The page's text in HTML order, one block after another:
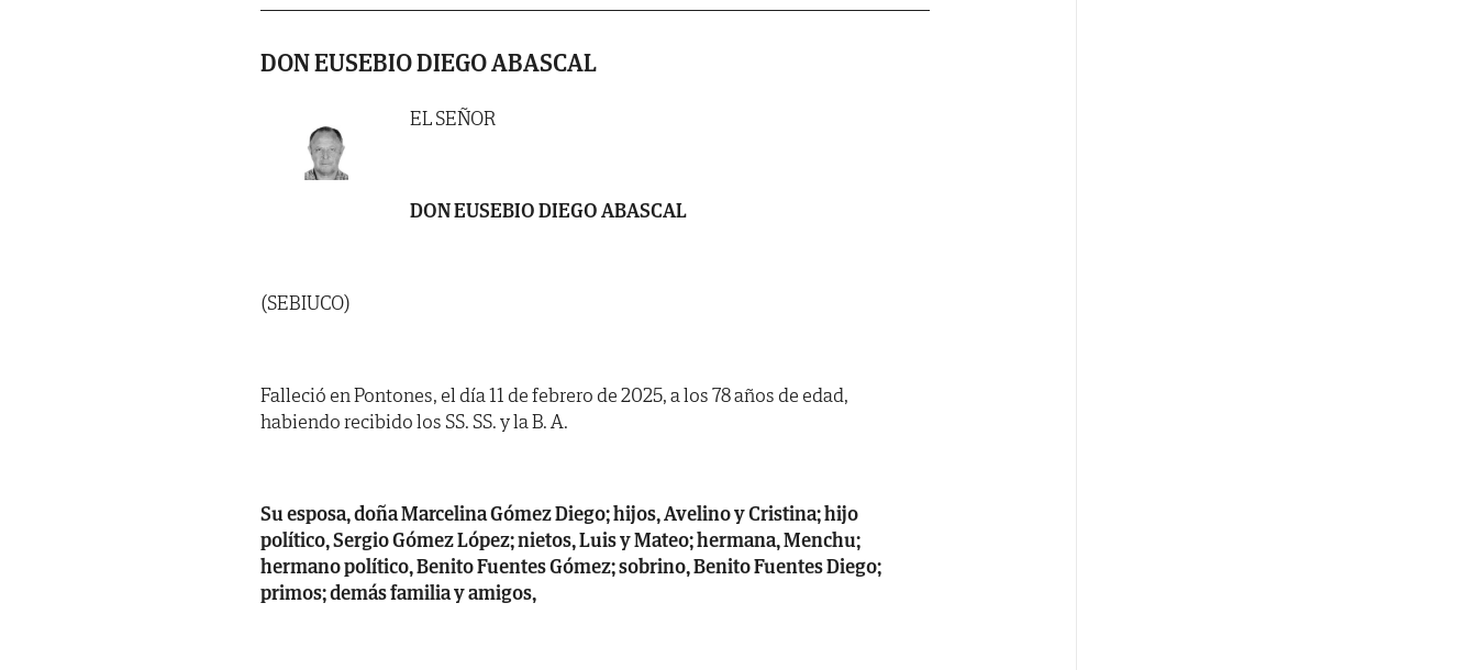
DON EUSEBIO DIEGO ABASCAL
EL SEÑOR
DON EUSEBIO DIEGO ABASCAL
(SEBIUCO)
Falleció en Pontones, el día 11 de febrero de 2025, a los 78 años de edad,
habiendo recibido los SS. SS. y la B. A.
Su esposa, doña Marcelina Gómez Diego; hijos, Avelino y Cristina; hijo
político, Sergio Gómez López; nietos, Luis y Mateo; hermana, Menchu;
hermano político, Benito Fuentes Gómez; sobrino, Benito Fuentes Diego;
primos; demás familia y amigos,